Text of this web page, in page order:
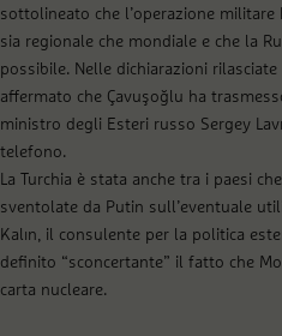
sottolineato che l’operazione
sia regionale che mondiale e che la
possibile. Nelle dichiarazioni
affermato che Çavuşoğlu ha
ministro degli Esteri russo Sergey
telefono.
La Turchia è stata anche tra i paesi
sventolate da Putin sull’eventuale
Kalın, il consulente per la politica
definito “sconcertante” il fatto che
carta nucleare.